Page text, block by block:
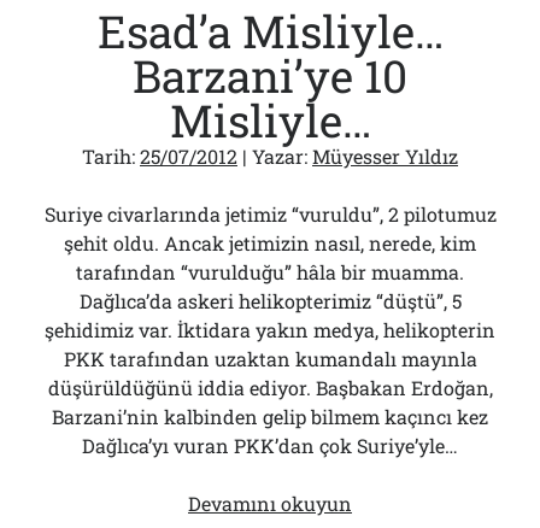
Esad’a Misliyle…
Barzani’ye 10
Misliyle…
Tarih:25/07/2012 | Yazar:Müyesser Yıldız
Suriye civarlarında jetimiz “vuruldu”, 2 pilotumuz
şehit oldu. Ancak jetimizin nasıl, nerede, kim
tarafından “vurulduğu” hâla bir muamma.
Dağlıca’da askeri helikopterimiz “düştü”, 5
şehidimiz var. İktidara yakın medya, helikopterin
PKK tarafından uzaktan kumandalı mayınla
düşürüldüğünü iddia ediyor. Başbakan Erdoğan,
Barzani’nin kalbinden gelip bilmem kaçıncı kez
Dağlıca’yı vuran PKK’dan çok Suriye’yle…
Devamını okuyun